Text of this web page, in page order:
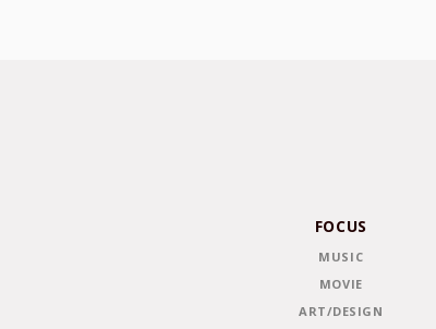
FOCUS
MUSIC
MOVIE
ART/DESIGN